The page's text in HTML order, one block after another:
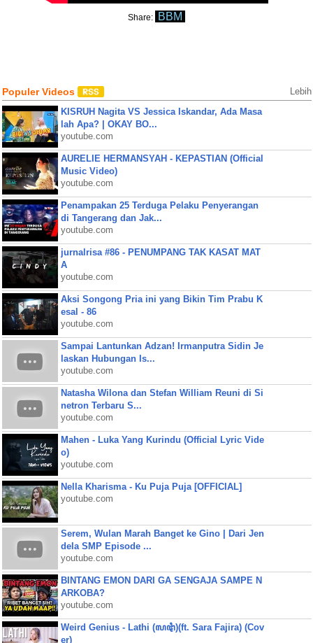
Share: BBM
Populer Videos Lebih
KISRUH Nagita VS Jessica Iskandar, Ada Masa
lah Apa? | OKAY BO...
youtube.com
AURELIE HERMANSYAH - KEPASTIAN (Official
Music Video)
youtube.com
Penampakan 25 Terduga Pelaku Penyerangan
di Tangerang dan Jak...
youtube.com
jurnalrisa #86 - PENUMPANG TAK KASAT MAT
A
youtube.com
Aksi Songong Pria ini yang Bikin Tim Prabu K
esal - 86
youtube.com
Sampai Lantunkan Adzan! Irmanputra Sidin Je
laskan Hubungan Is...
youtube.com
Natasha Wilona dan Stefan William Reuni di Si
netron Terbaru S...
youtube.com
Mahen - Luka Yang Kurindu (Official Lyric Vide
o)
youtube.com
Nella Kharisma - Ku Puja Puja [OFFICIAL]
youtube.com
Serem, Wulan Marah Banget ke Gino | Dari Jen
dela SMP Episode ...
youtube.com
BINTANG EMON DARI GA SENGAJA SAMPE N
ARKOBA?
youtube.com
Weird Genius - Lathi (ꦭꦛꦶ)(ft. Sara Fajira) (Cov
er)